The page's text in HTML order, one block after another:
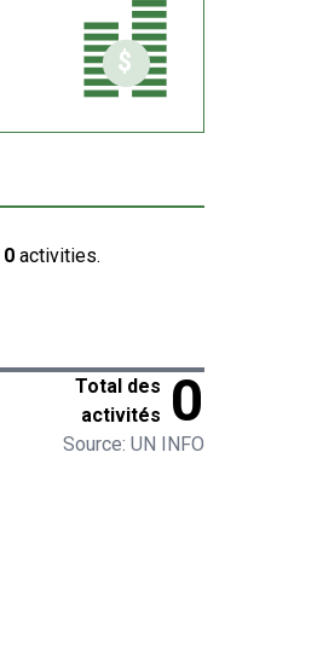
0 activities.
Total des
activités 0
Source: UN INFO